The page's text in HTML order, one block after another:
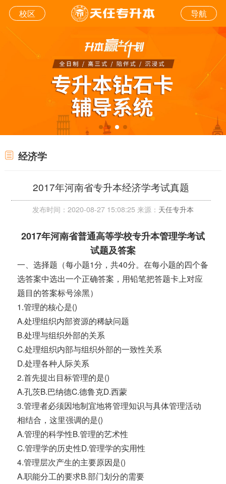
校区 导航
经济学
2017年河南省专升本经济学考试真题
发布时间：2020-08-27 15:08:25 来源： 天任专升本
2017年河南省普通高等学校专升本管理学考试
试题及答案
一、选择题（每小题1分，共40分。在每小题的四个备
选答案中选出一个正确答案，用铅笔把答题卡上对应
题目的答案标号涂黑）
1.管理的核心是()
A.处理组织内部资源的稀缺问题
B.处理与组织外部的关系
C.处理组织内部与组织外部的一致性关系
D.处理各种人际关系
2.首先提出目标管理的是()
A.孔茨B.巴纳德C.德鲁克D.西蒙
3.管理者必须因地制宜地将管理知识与具体管理活动
相结合，这里强调的是()
A.管理的科学性B.管理的艺术性
C.管理学的历史性D.管理学的实用性
4.管理层次产生的主要原因是()
A.职能分工的要求B.部门划分的需要